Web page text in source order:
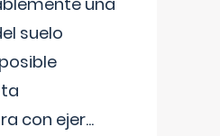
suelo
con ejer...